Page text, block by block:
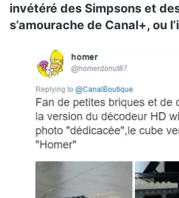
invétéré des Simpsons et
s’amourache de Canal+, ou